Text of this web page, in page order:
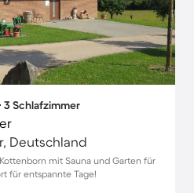
3 Schlafzimmer
Deutschland
mit Sauna und Garten für
für entspannte Tage!